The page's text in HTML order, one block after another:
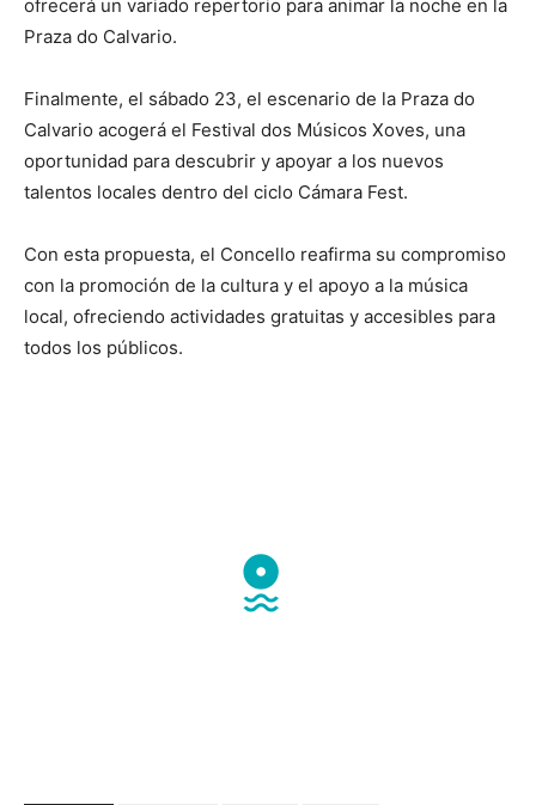
ofrecerá un variado repertorio para animar la noche en la
Praza do Calvario.
Finalmente, el sábado 23, el escenario de la Praza do
Calvario acogerá el Festival dos Músicos Xoves, una
oportunidad para descubrir y apoyar a los nuevos
talentos locales dentro del ciclo Cámara Fest.
Con esta propuesta, el Concello reafirma su compromiso
con la promoción de la cultura y el apoyo a la música
local, ofreciendo actividades gratuitas y accesibles para
todos los públicos.